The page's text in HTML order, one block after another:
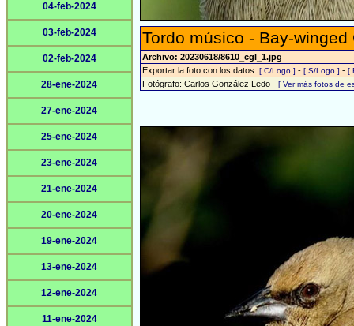
04-feb-2024
03-feb-2024
02-feb-2024
28-ene-2024
27-ene-2024
25-ene-2024
23-ene-2024
21-ene-2024
20-ene-2024
19-ene-2024
13-ene-2024
12-ene-2024
11-ene-2024
Tordo músico - Bay-
Archivo: 20230618/8610_cgl_1.jpg
Exportar la foto con los datos: [ C/Logo ] - [ S/Logo ] - [
Fotógrafo: Carlos González Ledo - [ Ver más fotos de